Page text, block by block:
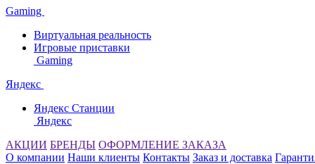
Gaming
Виртуальная реальность
Игровые приставки
Gaming
Яндекс
Яндекс Станции
Яндекс
АКЦИИ БРЕНДЫ ОФОРМЛЕНИЕ ЗАКАЗА
О компании Наши клиенты Контакты Заказ и доставка